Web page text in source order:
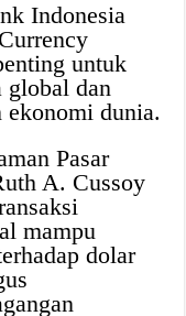
Indonesia
untuk
global dan
ekonomi dunia.
Pasar
A. Cussoy
mampu
dolar